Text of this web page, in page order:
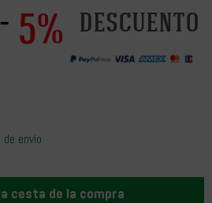
5% descuento
envío
cesta de la compra